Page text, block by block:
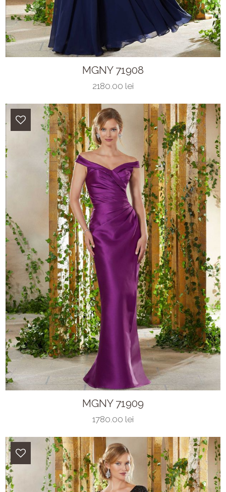
MGNY 71908
2180.00 lei
MGNY 71909
1780.00 lei